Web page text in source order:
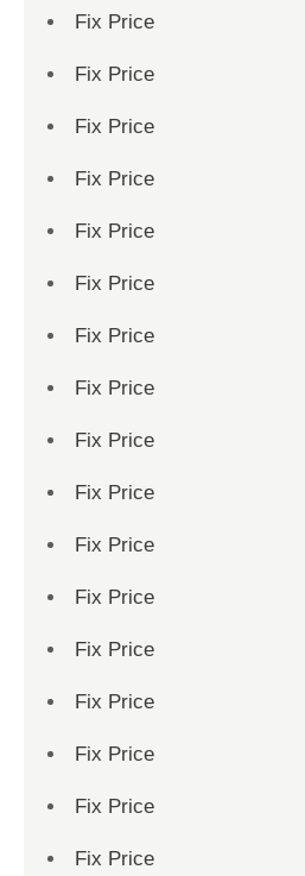
Fix Price
Fix Price
Fix Price
Fix Price
Fix Price
Fix Price
Fix Price
Fix Price
Fix Price
Fix Price
Fix Price
Fix Price
Fix Price
Fix Price
Fix Price
Fix Price
Fix Price